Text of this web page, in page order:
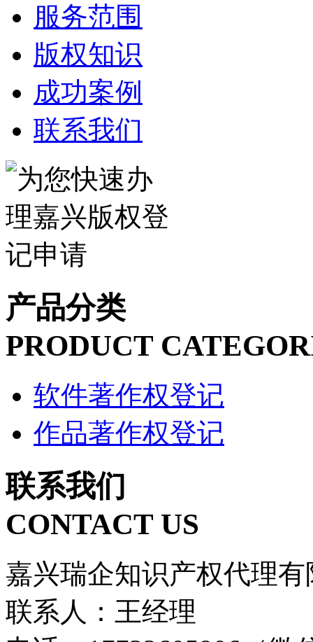
服务范围
版权知识
成功案例
联系我们
产品分类
PRODUCT
软件著作权登记
作品著作权登记
联系我们
CONTACT US
嘉兴瑞企知识产权代理有
联系人：王经理